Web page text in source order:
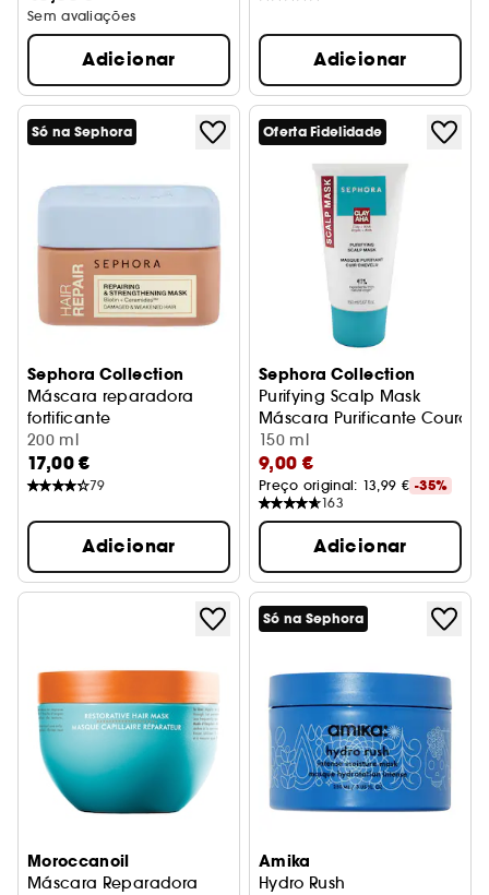
Sem avaliações
Adicionar Adicionar
Só na Sephora
Sephora Collection
Máscara reparadora
fortificante
Produto reparador
200 ml
17,00 €
79
Adicionar
Oferta Fidelidade
Sephora Collection
Purifying Scalp Mask
Máscara Purificante Couro
150 ml
9,00 €
Preço original: 13,99 € -35%
163
Adicionar
Moroccanoil
Máscara Reparadora
Só na Sephora
Amika
Hydro Rush